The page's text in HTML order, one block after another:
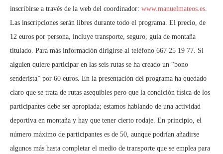
inscribirse a través de la web del coordinador: www.manuelmateos.es
Las inscripciones serán libres durante todo el programa. El precio, de
12 euros por persona, incluye transporte, seguro, guía de montaña
titulado. Para más información dirigirse al teléfono 667 25 19 77. Si
alguien quiere participar en las seis rutas se ha creado un “bono
senderista” por 60 euros. En la presentación del programa ha quedado
claro que se trata de rutas asequibles pero que la condición física de los
participantes debe ser apropiada; estamos hablando de una actividad
deportiva en montaña y hay que tener cierto rodaje. En principio, el
número máximo de participantes es de 50, aunque podrían añadirse
algunos más hasta completar el medio de transporte que se emplea para